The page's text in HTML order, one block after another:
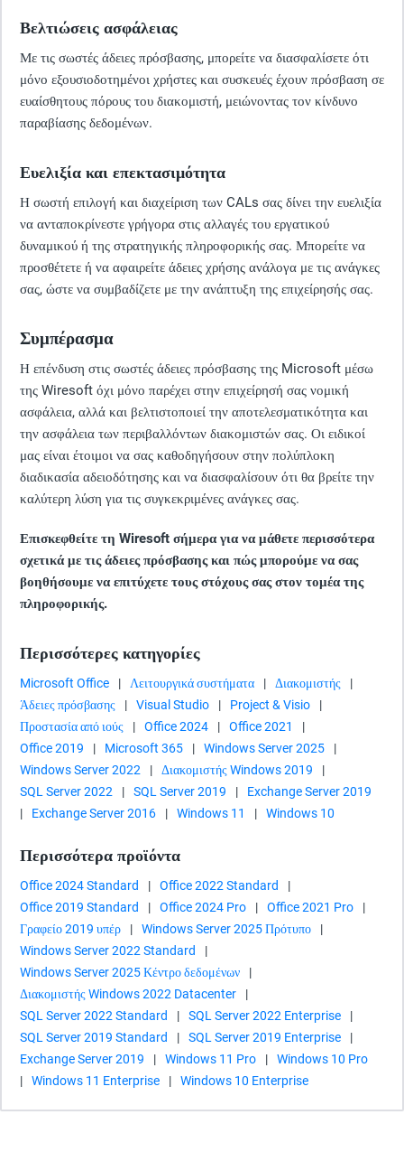
Βελτιώσεις ασφάλειας
Με τις σωστές άδειες πρόσβασης, μπορείτε να διασφαλίσετε ότι
μόνο εξουσιοδοτημένοι χρήστες και συσκευές έχουν πρόσβαση σε
ευαίσθητους πόρους του διακομιστή, μειώνοντας τον κίνδυνο
παραβίασης δεδομένων.
Ευελιξία και επεκτασιμότητα
Η σωστή επιλογή και διαχείριση των CALs σας δίνει την ευελιξία
να ανταποκρίνεστε γρήγορα στις αλλαγές του εργατικού
δυναμικού ή της στρατηγικής πληροφορικής σας. Μπορείτε να
προσθέτετε ή να αφαιρείτε άδειες χρήσης ανάλογα με τις ανάγκες
σας, ώστε να συμβαδίζετε με την ανάπτυξη της επιχείρησής σας.
Συμπέρασμα
Η επένδυση στις σωστές άδειες πρόσβασης της Microsoft μέσω
της Wiresoft όχι μόνο παρέχει στην επιχείρησή σας νομική
ασφάλεια, αλλά και βελτιστοποιεί την αποτελεσματικότητα και
την ασφάλεια των περιβαλλόντων διακομιστών σας. Οι ειδικοί
μας είναι έτοιμοι να σας καθοδηγήσουν στην πολύπλοκη
διαδικασία αδειοδότησης και να διασφαλίσουν ότι θα βρείτε την
καλύτερη λύση για τις συγκεκριμένες ανάγκες σας.
Επισκεφθείτε τη Wiresoft σήμερα για να μάθετε περισσότερα
σχετικά με τις άδειες πρόσβασης και πώς μπορούμε να σας
βοηθήσουμε να επιτύχετε τους στόχους σας στον τομέα της
πληροφορικής.
Περισσότερες κατηγορίες
Microsoft Office | Λειτουργικά συστήματα | Διακομιστής
|
Άδειες πρόσβασης
| Visual Studio | Project & Visio
|
Προστασία από ιούς
| Office 2024 | Office 2021
|
Office 2019
| Microsoft 365 | Windows Server 2025
|
Windows Server 2022
| Διακομιστής Windows 2019
|
SQL Server 2022
| SQL Server 2019 |
Exchange Server 2019
|
Exchange Server 2016 | Windows 11 | Windows 10
Περισσότερα προϊόντα
Office 2024 Standard | Office 2022 Standard
|
Office 2019 Standard
| Office 2024 Pro | Office 2021 Pro
|
Γραφείο 2019 υπέρ
| Windows Server 2025 Πρότυπο
|
Windows Server 2022 Standard
|
Windows Server 2025 Κέντρο δεδομένων
|
Διακομιστής Windows 2022 Datacenter
|
SQL Server 2022 Standard
| SQL Server 2022 Enterprise
|
SQL Server 2019 Standard
| SQL Server 2019 Enterprise
|
Exchange Server 2019
| Windows 11 Pro |
Windows 10 Pro
|
Windows 11 Enterprise | Windows 10 Enterprise